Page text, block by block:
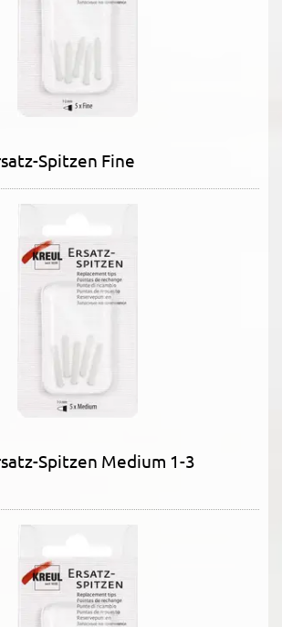
Spitzen Fine
Spitzen Medium 1-3